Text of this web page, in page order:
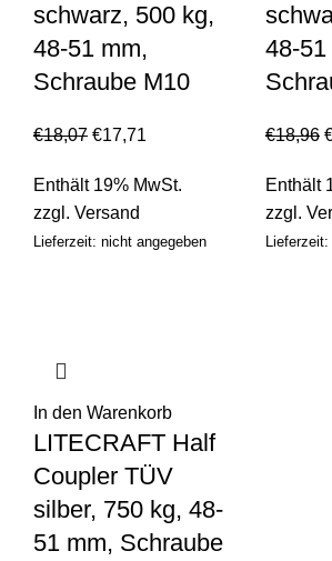
schwarz, 500 kg,
48-51 mm,
Schraube M10
€18,07 €17,71
Enthält 19% MwSt.
zzgl. Versand
Lieferzeit: nicht angegeben
48-51
€18,96
Enthält
zzgl.
In den Warenkorb
LITECRAFT Half
Coupler TÜV
silber, 750 kg, 48-
51 mm, Schraube